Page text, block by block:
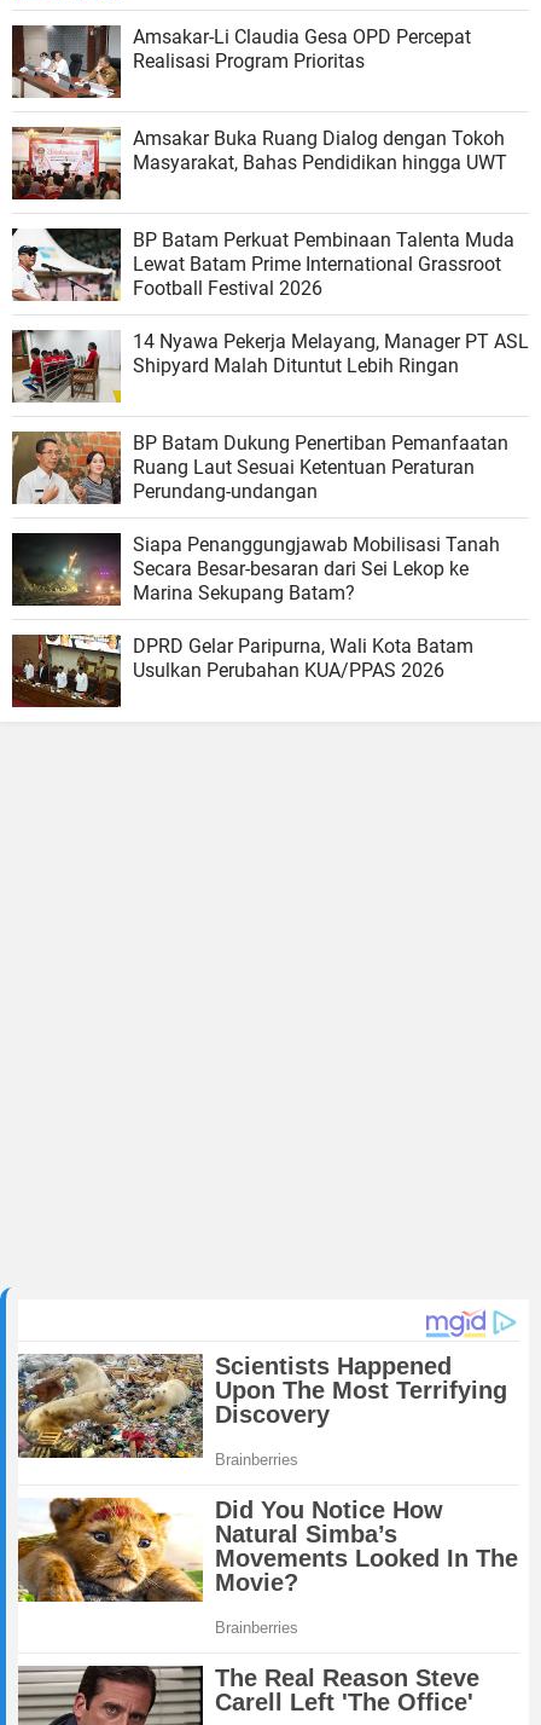
Amsakar-Li Claudia Gesa OPD Percepat
Realisasi Program Prioritas
Amsakar Buka Ruang Dialog dengan Tokoh
Masyarakat, Bahas Pendidikan hingga UWT
BP Batam Perkuat Pembinaan Talenta Muda
Lewat Batam Prime International Grassroot
Football Festival 2026
14 Nyawa Pekerja Melayang, Manager PT ASL
Shipyard Malah Dituntut Lebih Ringan
BP Batam Dukung Penertiban Pemanfaatan
Ruang Laut Sesuai Ketentuan Peraturan
Perundang-undangan
Siapa Penanggungjawab Mobilisasi Tanah
Secara Besar-besaran dari Sei Lekop ke
Marina Sekupang Batam?
DPRD Gelar Paripurna, Wali Kota Batam
Usulkan Perubahan KUA/PPAS 2026